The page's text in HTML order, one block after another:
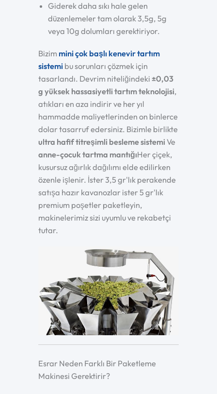
Giderek daha sıkı hale gelen
düzenlemeler tam olarak 3,5g, 5g
veya 10g dolumları gerektiriyor.
Bizim mini çok başlı kenevir tartım
sistemi bu sorunları çözmek için
tasarlandı. Devrim niteliğindeki ±0,03
g yüksek hassasiyetli tartım teknolojisi,
atıkları en aza indirir ve her yıl
hammadde maliyetlerinden on binlerce
dolar tasarruf edersiniz. Bizimle birlikte
ultra hafif titreşimli besleme sistemi Ve
anne-çocuk tartma mantığıHer çiçek,
kusursuz ağırlık dağılımı elde edilirken
özenle işlenir. İster 3,5 gr'lık perakende
satışa hazır kavanozlar ister 5 gr'lık
premium poşetler paketleyin,
makinelerimiz sizi uyumlu ve rekabetçi
tutar.
Esrar Neden Farklı Bir Paketleme
Makinesi Gerektirir?